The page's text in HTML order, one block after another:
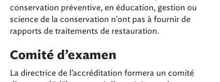
conservation préventive, en éducation, gestion ou
science de la conservation n'ont pas à fournir de
rapports de traitements de restauration.
Comité d’examen
La directrice de l’accréditation formera un comité